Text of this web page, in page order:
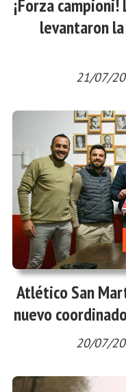
¡Forza
levantaron
21/07/
Atlético San
nuevo
20/07/